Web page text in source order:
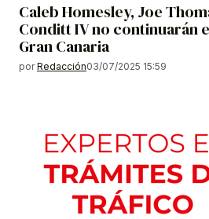
Caleb Homesley, Joe
Conditt IV no continuarán
Gran Canaria
por Redacción03/07/2025 15:59